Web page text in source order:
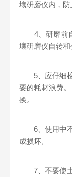
壤研磨仪内，防
4、研磨前自
壤研磨仪自转和
5、应仔细检
要的耗材浪费
换。
6、使用中不
成损坏。
7、不要使土